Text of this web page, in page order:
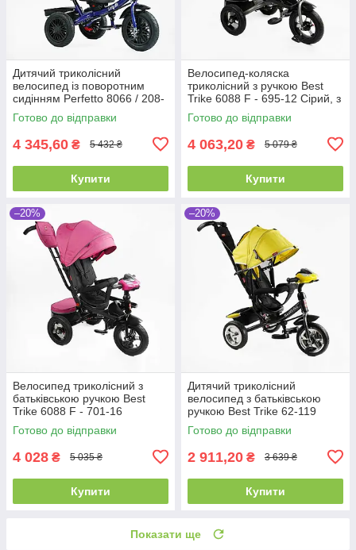
Дитячий триколісний
велосипед із поворотним
сидінням Perfetto 8066 / 208-
23, з надувними колесами
Готово до відправки
4 345,60 ₴ 5 432 ₴
Купити
Велосипед-коляска
триколісний з ручкою Best
Trike 6088 F - 695-12 Сірий, з
поворотним сидінням
Готово до відправки
4 063,20 ₴ 5 079 ₴
Купити
–20%
Велосипед триколісний з
батьківською ручкою Best
Trike 6088 F - 701-16
Рожевий, з поворотним
сидінням
Готово до відправки
4 028 ₴ 5 035 ₴
Купити
–20%
Дитячий триколісний
велосипед з батьківською
ручкою Best Trike 62-119
Жовтий, колеса ПЕНА, фара,
USB,
Готово до відправки
2 911,20 ₴ 3 639 ₴
Купити
Показати ще